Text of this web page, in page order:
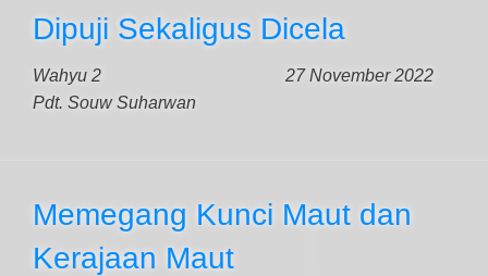
Dipuji Sekaligus Dicela
Wahyu 2
27 November 2022
Pdt. Souw Suharwan
Memegang Kunci Maut dan
Kerajaan Maut